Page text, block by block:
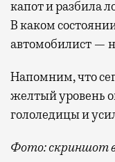
капот и разбила
В каком
автомобилист —
Напомним, что
желтый уровень
гололедицы и
Фото: скриншот